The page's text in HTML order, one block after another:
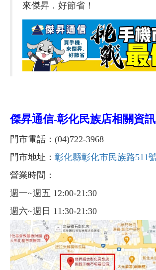
來傑昇．好節省！
傑昇通信-彰化民族店相關資訊
門市電話：(04)722-3968
門市地址： 彰化縣彰化市民族路511
營業時間：
週一~週五 12:00-21:30
週六~週日 11:30-21:30